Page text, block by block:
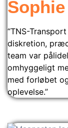
“TNS-
diskretion,
team var
omhyggeligt
med forløbet
oplevelse.”